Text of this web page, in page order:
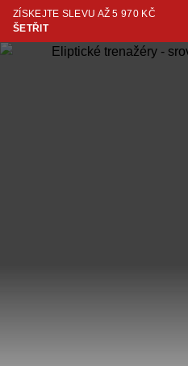
ZÍSKEJTE SLEVU AŽ 5 970 KČ
ŠETŘIT